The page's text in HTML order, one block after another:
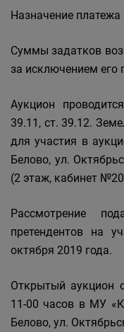
Назначение платежа
Суммы задатков
за исключением его
Аукцион
39.11, ст. 39.12.
для участия в
Белово, ул.
(2 этаж, кабинет
Рассмотрение
претендентов на
октября 2019 года.
Открытый аукцион
11-00 часов в МУ
Белово, ул.